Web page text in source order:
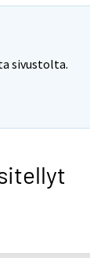
sivustolta.